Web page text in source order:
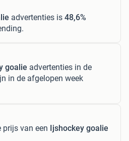
advertenties is 48,6%
goalie advertenties in de
in de afgelopen week
prijs van een Ijshockey goalie